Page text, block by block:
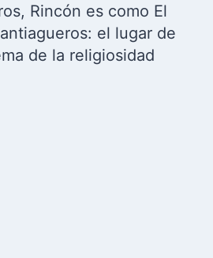
Rincón es como El
el lugar de
de la religiosidad